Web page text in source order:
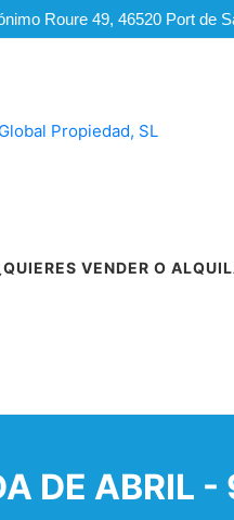
Roure 49, 46520 Port de
VENDER O
DE ABRIL -